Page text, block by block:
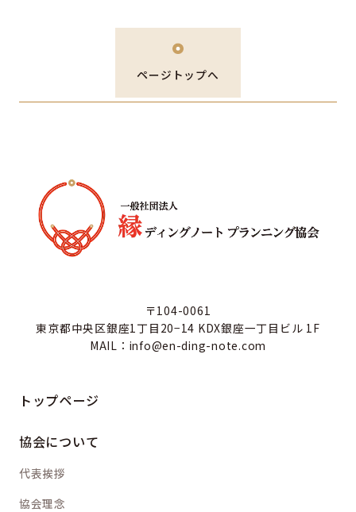
ページトップへ
〒104-0061
東京都中央区銀座1丁目20−14 KDX銀座一丁目ビル 1F
MAIL：info@en-ding-note.com
トップページ
協会について
代表挨拶
協会理念